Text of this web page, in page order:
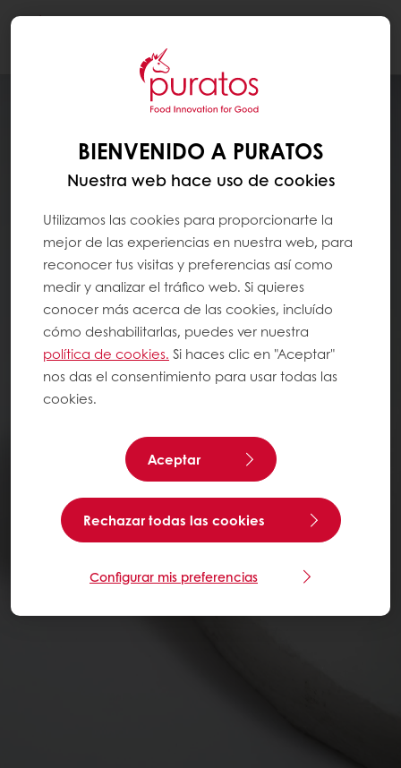
BIENVENIDO A PURATOS
Nuestra web hace uso de cookies
Utilizamos las cookies para proporcionarte la
mejor de las experiencias en nuestra web, para
reconocer tus visitas y preferencias así como
medir y analizar el tráfico web. Si quieres
conocer más acerca de las cookies, incluído
cómo deshabilitarlas, puedes ver nuestra
política de cookies. Si haces clic en "Aceptar"
nos das el consentimiento para usar todas las
cookies.
Aceptar
Rechazar todas las cookies
Configurar mis preferencias